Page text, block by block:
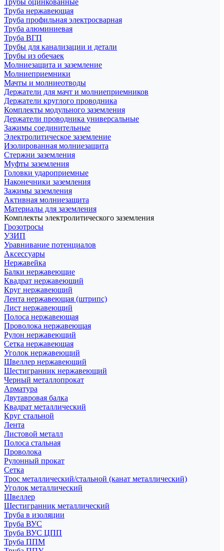
Трубы оцинкованные
Труба нержавеющая
Труба профильная электросварная
Труба алюминиевая
Труба ВГП
Трубы для канализации и детали
Трубы из обечаек
Молниезащита и заземление
Молниеприемники
Мачты и молниеотводы
Держатели для мачт и молниеприемников
Держатели круглого проводника
Комплекты модульного заземления
Держатели проводника универсальные
Зажимы соединительные
Электролитическое заземление
Изолированная молниезащита
Стержни заземления
Муфты заземления
Головки удароприемные
Наконечники заземления
Зажимы заземления
Активная молниезащита
Материалы для заземления
Комплекты электролитического заземления
Грозотросы
УЗИП
Уравнивание потенциалов
Аксессуары
Нержавейка
Балки нержавеющие
Квадрат нержавеющий
Круг нержавеющий
Лента нержавеющая (штрипс)
Лист нержавеющий
Полоса нержавеющая
Проволока нержавеющая
Рулон нержавеющий
Сетка нержавеющая
Уголок нержавеющий
Швеллер нержавеющий
Шестигранник нержавеющий
Черный металлопрокат
Арматура
Двутавровая балка
Квадрат металлический
Круг стальной
Лента
Листовой металл
Полоса стальная
Проволока
Рулонный прокат
Сетка
Трос металлический/стальной (канат металлический)
Уголок металлический
Швеллер
Шестигранник металлический
Труба в изоляции
Труба ВУС
Труба ВУС ЦПП
Труба ППМ